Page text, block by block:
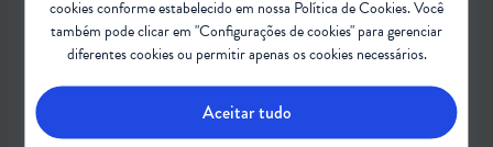
cookies conforme estabelecido em nossa Política de Cookies. Você
também pode clicar em "Configurações de cookies" para gerenciar
diferentes cookies ou permitir apenas os cookies necessários.
Aceitar tudo
#AtrofiaMuscularEspinhal #AME #Causas
#SMN1 #SMN #SMN2 #Gene #Genética